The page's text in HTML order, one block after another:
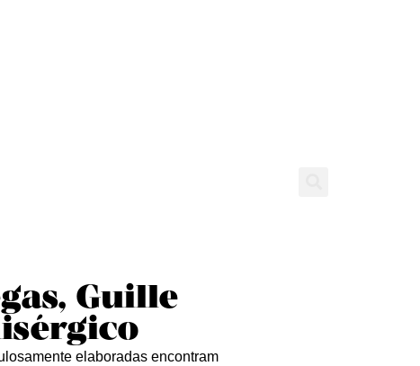
Guille
elaboradas encontram